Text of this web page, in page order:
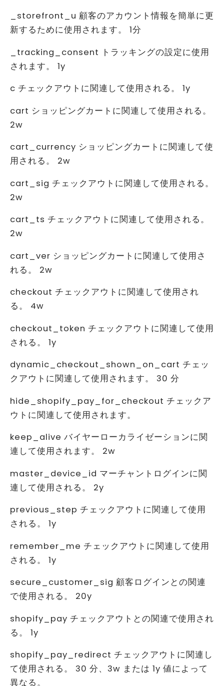
_storefront_u 顧客のアカウント情報を簡単に更
新するために使用されます。 1分
_tracking_consent トラッキングの設定に使用
されます。 1y
c チェックアウトに関連して使用される。 1y
cart ショッピングカートに関連して使用される。
2w
cart_currency ショッピングカートに関連して使
用される。 2w
cart_sig チェックアウトに関連して使用される。
2w
cart_ts チェックアウトに関連して使用される。
2w
cart_ver ショッピングカートに関連して使用さ
れる。 2w
checkout チェックアウトに関連して使用され
る。 4w
checkout_token チェックアウトに関連して使用
される。 1y
dynamic_checkout_shown_on_cart チェッ
クアウトに関連して使用されます。 30 分
hide_shopify_pay_for_checkout チェックア
ウトに関連して使用されます。
keep_alive バイヤーローカライゼーションに関
連して使用されます。 2w
master_device_id マーチャントログインに関
連して使用される。 2y
previous_step チェックアウトに関連して使用
される。 1y
remember_me チェックアウトに関連して使用
される。 1y
secure_customer_sig 顧客ログインとの関連
で使用される。 20y
shopify_pay チェックアウトとの関連で使用され
る。 1y
shopify_pay_redirect チェックアウトに関連し
て使用される。 30 分、3w または 1y 値によって
異なる。